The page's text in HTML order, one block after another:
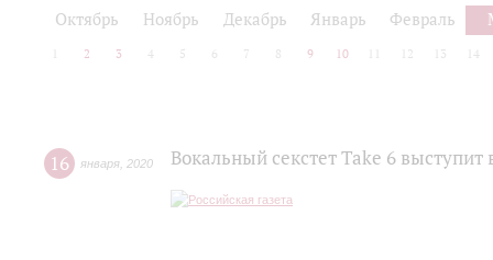
Октябрь Ноябрь Декабрь Январь Февраль
2 3 4 5 6 7 8 9 10 12 13 14
16 января 2020 Вокальный секстет Take 6 выступит